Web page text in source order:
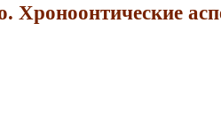
Хроноонтические